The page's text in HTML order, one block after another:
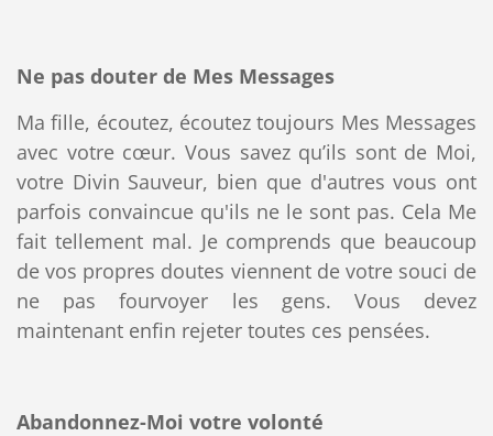
Ne pas douter de Mes Messages
Ma fille, écoutez, écoutez toujours Mes Messages
avec votre cœur. Vous savez qu’ils sont de Moi,
votre Divin Sauveur, bien que d'autres vous ont
parfois convaincue qu'ils ne le sont pas. Cela Me
fait tellement mal. Je comprends que beaucoup
de vos propres doutes viennent de votre souci de
ne pas fourvoyer les gens. Vous devez
maintenant enfin rejeter toutes ces pensées.
Abandonnez-Moi votre volonté